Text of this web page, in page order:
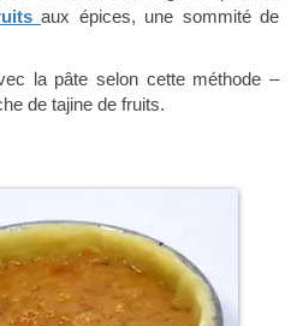
aux épices, une sommité de
la pâte selon cette méthode –
de tajine de fruits.